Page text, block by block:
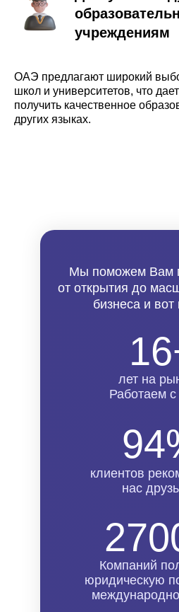
учреждениям
ОАЭ предлагают широкий
школ и университетов, что
получить качественное
других языках.
лет на
Работаем
Компаний
юридическую
Мы поможем Вам
от открытия до
бизнеса и вот
клиентов
нас